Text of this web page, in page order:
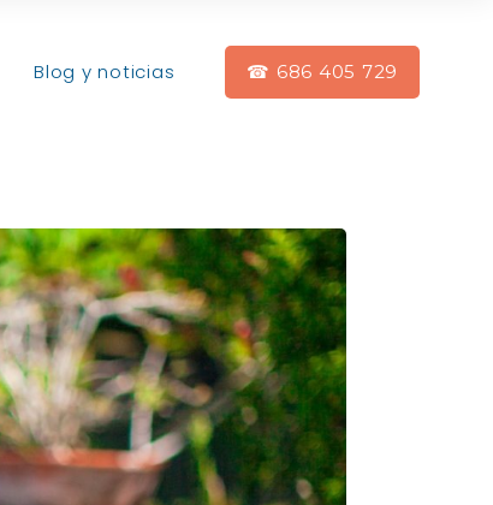
Blog y noticias ☎ 686 405 729